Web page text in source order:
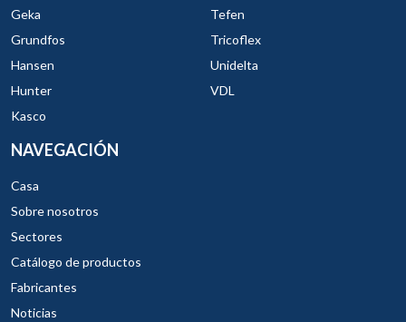
Geka
Grundfos
Hansen
Hunter
Kasco
Tefen
Tricoflex
Unidelta
VDL
NAVEGACIÓN
Casa
Sobre nosotros
Sectores
Catálogo de productos
Fabricantes
Noticias